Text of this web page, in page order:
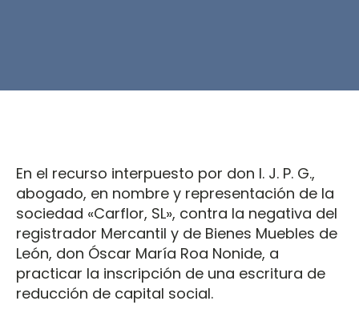
En el recurso interpuesto por don I. J. P. G.,
abogado, en nombre y representación de la
sociedad «Carflor, SL», contra la negativa del
registrador Mercantil y de Bienes Muebles de
León, don Óscar María Roa Nonide, a
practicar la inscripción de una escritura de
reducción de capital social.